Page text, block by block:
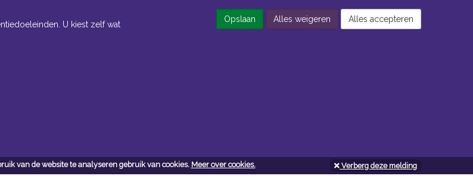
van de website te analyseren gebruik van cookies. Meer over cookies. Verberg deze melding
Openingsuren toonzaal Openingsuren doe-het-zelf
U kiest zelf wat
Opslaan Alles weigeren Alles accepteren